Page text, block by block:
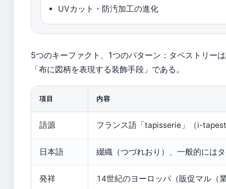
UVカット・防汚加工の進化
5つのキーファクト、1つのパターン：タペストリー
「布に図柄を表現する装飾手段」である。
項目 内容
語源 フランス語「tapisserie」（i-
日本語 綴織（つづれおり）、一般的には
発祥 14世紀のヨーロッパ（販促マル（